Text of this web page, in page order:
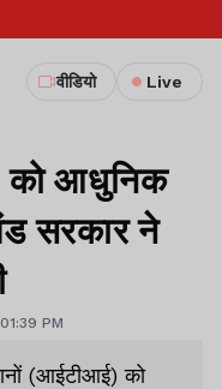
वीडियो Live
आधुनिक
सरकार ने
PM
(आईटीआई) को